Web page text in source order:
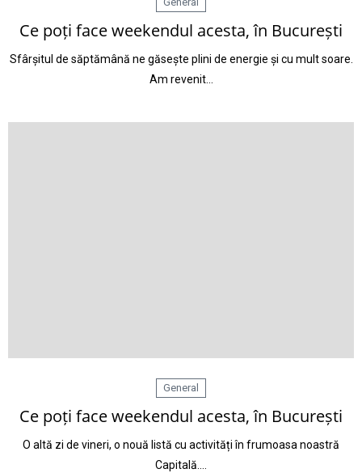
Ce poți face weekendul acesta, în București
Sfârșitul de săptămână ne găsește plini de energie și cu mult soare.
Am revenit…
General
Ce poți face weekendul acesta, în București
O altă zi de vineri, o nouă listă cu activități în frumoasa noastră
Capitală.…